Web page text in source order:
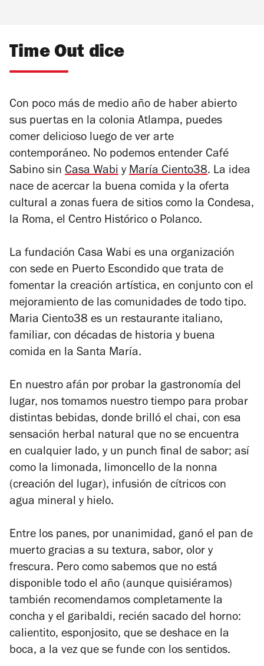
Time Out dice
Con poco más de medio año de haber abierto
sus puertas en la colonia Atlampa, puedes
comer delicioso luego de ver arte
contemporáneo. No podemos entender Café
Sabino sin Casa Wabi y María Ciento38. La idea
nace de acercar la buena comida y la oferta
cultural a zonas fuera de sitios como la Condesa,
la Roma, el Centro Histórico o Polanco.
La fundación Casa Wabi es una organización
con sede en Puerto Escondido que trata de
fomentar la creación artística, en conjunto con el
mejoramiento de las comunidades de todo tipo.
Maria Ciento38 es un restaurante italiano,
familiar, con décadas de historia y buena
comida en la Santa María.
En nuestro afán por probar la gastronomía del
lugar, nos tomamos nuestro tiempo para probar
distintas bebidas, donde brilló el chai, con esa
sensación herbal natural que no se encuentra
en cualquier lado, y un punch final de sabor; así
como la limonada, limoncello de la nonna
(creación del lugar), infusión de cítricos con
agua mineral y hielo.
Entre los panes, por unanimidad, ganó el pan de
muerto gracias a su textura, sabor, olor y
frescura. Pero como sabemos que no está
disponible todo el año (aunque quisiéramos)
también recomendamos completamente la
concha y el garibaldi, recién sacado del horno:
calientito, esponjosito, que se deshace en la
boca, a la vez que se funde con los sentidos.